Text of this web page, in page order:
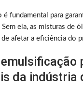
é fundamental para
Sem ela, as misturas de
afetar a eficiência do
da indústria